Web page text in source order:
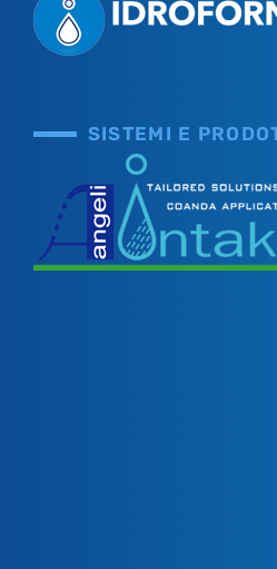
SISTEMI E